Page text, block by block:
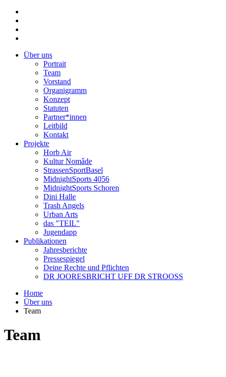
Über uns
Portrait
Team
Vorstand
Organigramm
Konzept
Statuten
Partner*innen
Leitbild
Kontakt
Projekte
Horb Air
Kultur Nomâde
StrassenSportBasel
MidnightSports 4056
MidnightSports Schoren
Dini Halle
Trash Angels
Urban Arts
das "TEIL"
Jugendapp
Publikationen
Jahresberichte
Pressespiegel
Deine Rechte und Pflichten
DR JOORESBRICHT UFF DR STROOSS
Home
Über uns
Team
Team